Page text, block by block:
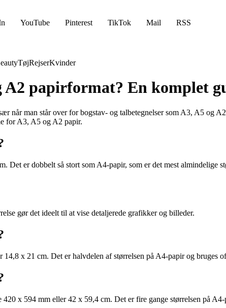
YouTube Pinterest TikTok Mail RSS
TøjRejserKvinder
A2 papirformat? En komplet
når man står over for bogstav- og talbetegnelser som A3, A5 og
for A3, A5 og A2 papir.
Det er dobbelt så stort som A4-papir, som er det mest almindelige
gør det ideelt til at vise detaljerede grafikker og billeder.
x 21 cm. Det er halvdelen af størrelsen på A4-papir og bruges
420 x 594 mm eller 42 x 59,4 cm. Det er fire gange størrelsen på